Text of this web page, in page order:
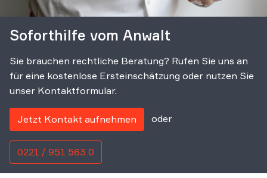
Soforthilfe vom Anwalt
Sie brauchen rechtliche Beratung? Rufen Sie uns an
für eine kostenlose Ersteinschätzung oder nutzen Sie
unser Kontaktformular.
Jetzt Kontakt aufnehmen oder
0221 / 951 563 0